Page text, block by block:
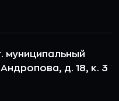
муниципальный
д. 18, к. 3